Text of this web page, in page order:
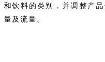
和饮料的类别，并调整产
量及流量。